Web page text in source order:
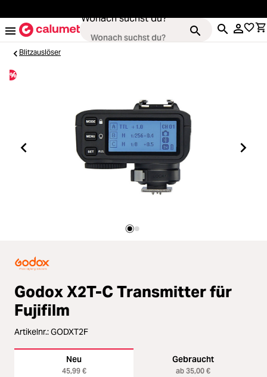
Wonach suchst du?
Objektive
Loading... Video & Drohnen
Stative & Gimbals
Loading...Zubehör
Loading...Licht & Studio
Loading...Bildbearbeitung
Ferngläser
Blitzauslöser
%
Godox X2T-C Transmitter für
Fujifilm
Artikelnr.:GODXT2F
Neu
45,99 €
Gebraucht
ab 35,00 €